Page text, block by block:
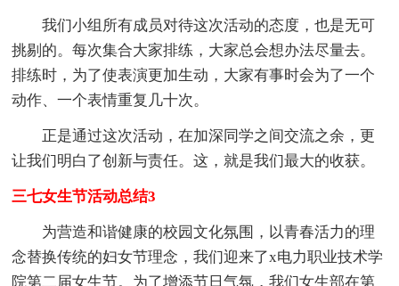
我们小组所有成员对待这次活动的态度，也是无可
挑剔的。每次集合大家排练，大家总会想办法尽量去。
排练时，为了使表演更加生动，大家有事时会为了一个
动作、一个表情重复几十次。
正是通过这次活动，在加深同学之间交流之余，更
让我们明白了创新与责任。这，就是我们最大的收获。
三七女生节活动总结3
为营造和谐健康的校园文化氛围，以青春活力的理
念替换传统的妇女节理念，我们迎来了x电力职业技术学
院第二届女生节。为了增添节日气氛，我们女生部在第